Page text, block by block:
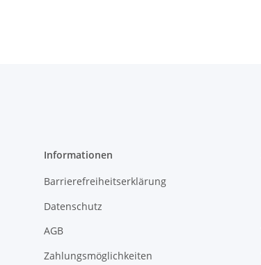
Informationen
Barrierefreiheitserklärung
Datenschutz
AGB
Zahlungsmöglichkeiten